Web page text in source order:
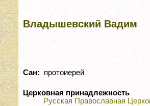
Владышевский Вадим
Сан: протоиерей
Церковная принадлежность
Русская Православная